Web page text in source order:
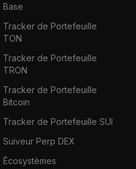
Base
Tracker de Portefeuille
TON
Tracker de Portefeuille
TRON
Tracker de Portefeuille
Bitcoin
Tracker de Portefeuille SUI
Suiveur Perp DEX
Écosystèmes